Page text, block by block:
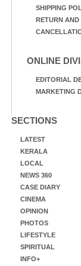
SHIPPING
RETURN
ONLINE
EDITORIAL
MARKETING
SECTIONS
LATEST
KERALA
LOCAL
NEWS 360
CASE DIARY
CINEMA
OPINION
PHOTOS
LIFESTYLE
SPIRITUAL
INFO+